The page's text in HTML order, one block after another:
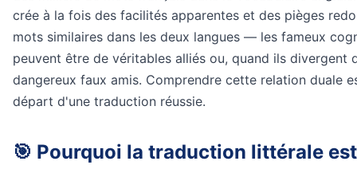
crée à la fois des facilités apparentes et des pièges
mots similaires dans les deux langues — les fameux
peuvent être de véritables alliés ou, quand ils divergent
dangereux faux amis. Comprendre cette relation duale
départ d'une traduction réussie.
🎯 Pourquoi la traduction littérale